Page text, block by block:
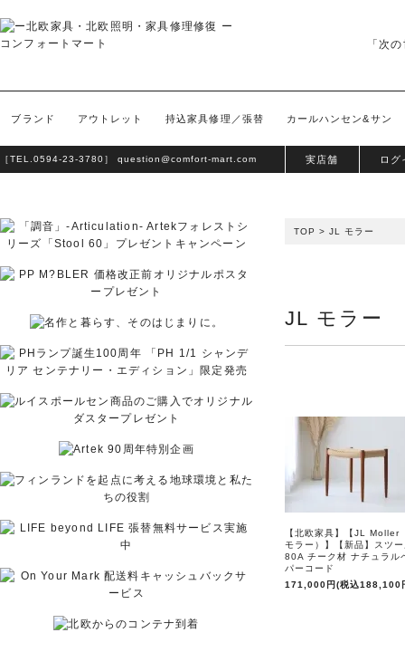
「次
ブランド アウトレット 持込家具修理／張替 カールハンセン&サン
［TEL. 0594-23-3780］ question@comfort-mart.com 実店舗 ログ
TOP > JL モラー
JL モラー
【北欧家具】【JL Moller
モラー）】【新品】スツ
80A チーク材 ナチュラル
パーコード
171,000円(税込188,100